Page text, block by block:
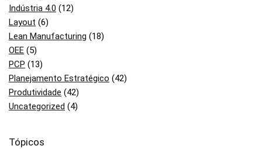
Indústria 4.0 (12)
Layout (6)
Lean Manufacturing (18)
OEE (5)
PCP (13)
Planejamento Estratégico (42)
Produtividade (42)
Uncategorized (4)
Tópicos